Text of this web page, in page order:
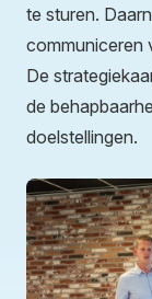
te sturen.
communiceren
De
de
doelstellingen.